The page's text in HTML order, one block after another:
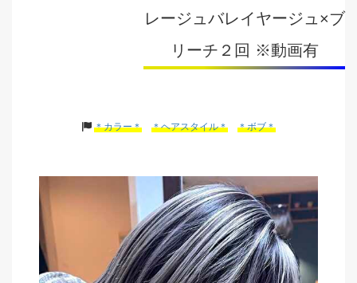
レージュバレイヤージュ×ブ
リーチ２回 ※動画有
＊カラー＊ ＊ヘアスタイル＊ ＊ボブ＊